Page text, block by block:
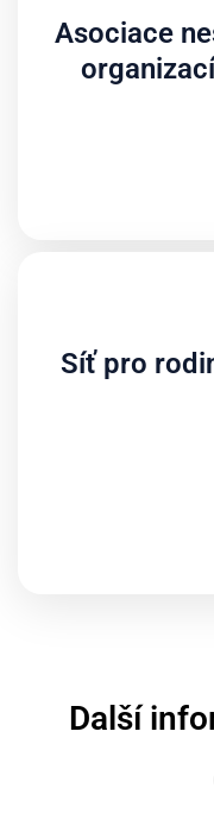
Asociace
Síť pro
Další